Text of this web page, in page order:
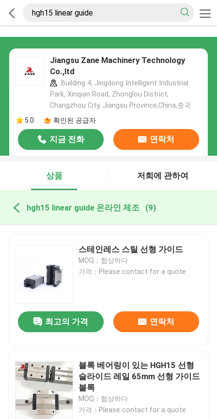
Jiangsu Zane Machinery Technology
Co.,ltd
Building 4, Jingdong Intelligent Industrial
Park, Xinqian Road, Zhonglou District,
Changzhou City, Jiangsu Province,China,중국
5.0
확인된 공급자
지금 전화 연락처
상품 저희에 관하여
hgh15 linear guide 온라인 제조 (9)
스테인레스 스틸 선형 가이드
MOQ：협상하다
가격：Please contact for a quote
최고의 가격 연락처
블록 베어링이 있는 HGH15 선형
슬라이드 레일 65mm 선형 가이드
블록
MOQ：협상하다
가격：Please contact for a quote